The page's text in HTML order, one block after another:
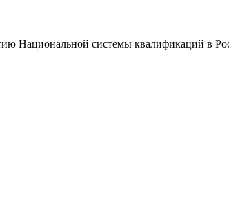
Национальной системы квалификаций в